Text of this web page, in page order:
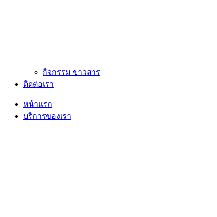
กิจกรรม ข่าวสาร
ติดต่อเรา
หน้าแรก
บริการของเรา